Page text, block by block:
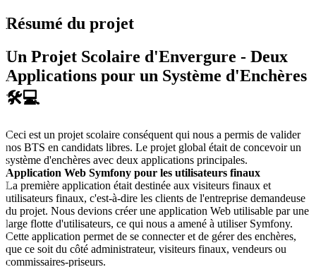
Résumé du projet
Un Projet Scolaire d'Envergure - Deux
Applications pour un Système d'Enchères
🛠️💻
Ceci est un projet scolaire conséquent qui nous a permis de valider
nos BTS en candidats libres. Le projet global était de concevoir un
système d'enchères avec deux applications principales.
Application Web Symfony pour les utilisateurs finaux
La première application était destinée aux visiteurs finaux et
utilisateurs finaux, c'est-à-dire les clients de l'entreprise demandeuse
du projet. Nous devions créer une application Web utilisable par une
large flotte d'utilisateurs, ce qui nous a amené à utiliser Symfony.
Cette application permet de se connecter et de gérer des enchères,
que ce soit du côté administrateur, visiteurs finaux, vendeurs ou
commissaires-priseurs.